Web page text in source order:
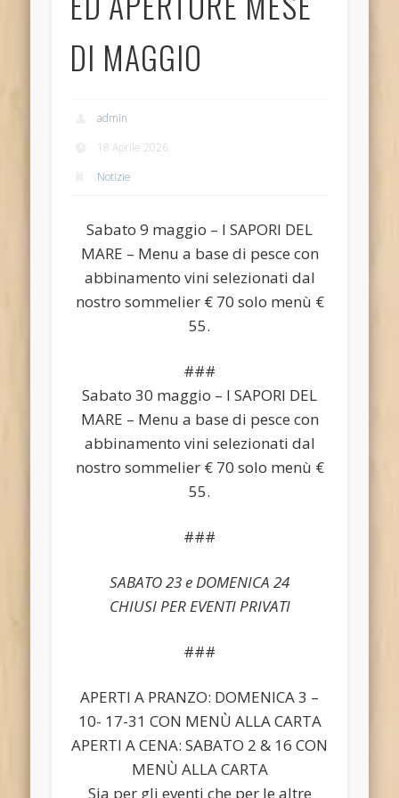
DI MAGGIO
admin
18 Aprile 2026
Notizie
Sabato 9 maggio – I SAPORI DEL
MARE – Menu a base di pesce con
abbinamento vini selezionati dal
nostro sommelier € 70 solo menù €
55.
###
Sabato 30 maggio – I SAPORI DEL
MARE – Menu a base di pesce con
abbinamento vini selezionati dal
nostro sommelier € 70 solo menù €
55.
###
SABATO 23 e DOMENICA 24
CHIUSI PER EVENTI PRIVATI
###
APERTI A PRANZO: DOMENICA 3 –
10- 17-31 CON MENÙ ALLA CARTA
APERTI A CENA: SABATO 2 & 16 CON
MENÙ ALLA CARTA
Sia per gli eventi che per le altre